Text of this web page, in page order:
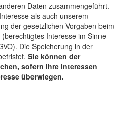
Daten zusammengeführt.
als auch unserem
der gesetzlichen Vorgaben beim
Interesse im Sinne
Die Speicherung in der
Sie können der
sofern Ihre Interessen
überwiegen.